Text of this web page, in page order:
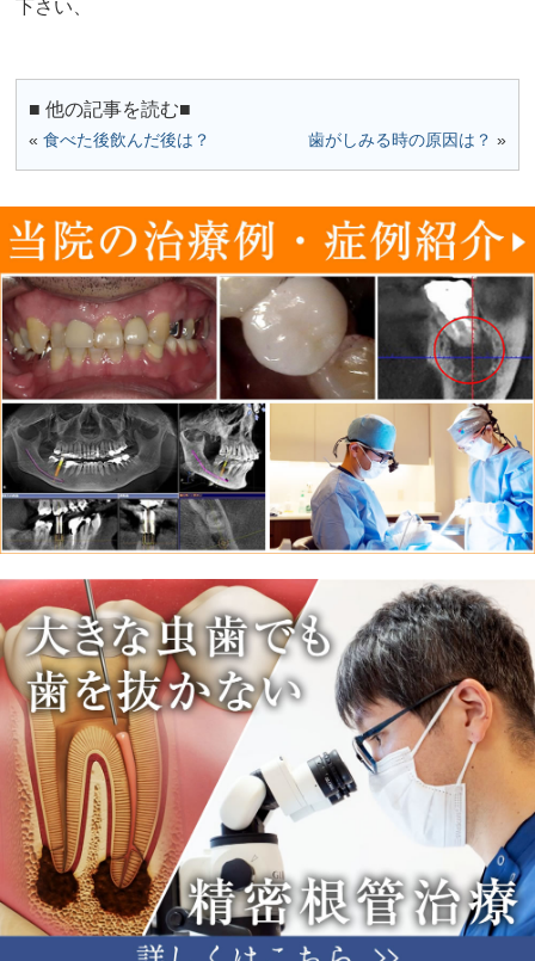
下さい、
■ 他の記事を読む■
«食べた後飲んだ後は？ 歯がしみる時の原因は？ »